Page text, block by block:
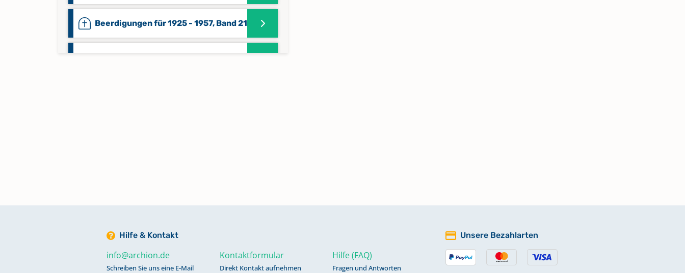
Beerdigungen für 1925 - 1957, Band 21
Hilfe & Kontakt
info@archion.de
Schreiben Sie uns eine E-Mail
Kontaktformular
Direkt Kontakt aufnehmen
Hilfe (FAQ)
Fragen und Antworten
Unsere Bezahlarten